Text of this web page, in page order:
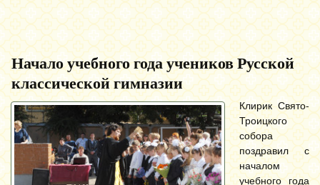
Начало учебного года учеников Русской
классической гимназии
Клирик Свято-
Троицкого
собора
поздравил с
началом
учебного года